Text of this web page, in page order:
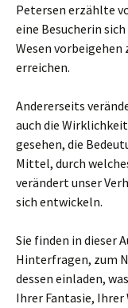
Petersen erzählte
eine Besucherin
Wesen vorbeigehen
erreichen.
Andererseits
auch die
gesehen, die
Mittel, durch
verändert unser
sich entwickeln.
Sie finden in dieser
Hinterfragen, zum
dessen einladen,
Ihrer Fantasie,